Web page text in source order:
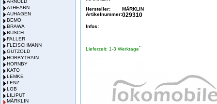
ARNOLD
ATHEARN
AUHAGEN
BEMO
BRAWA
BUSCH
FALLER
FLEISCHMANN
GÜTZOLD
HOBBYTRAIN
HORNBY
KATO
LEMKE
LENZ
LGB
LILIPUT
MÄRKLIN
Hersteller:
MÄRKLIN
Artikelnummer:029310
Infos:
Lieferzeit: 1-3 Werktage*